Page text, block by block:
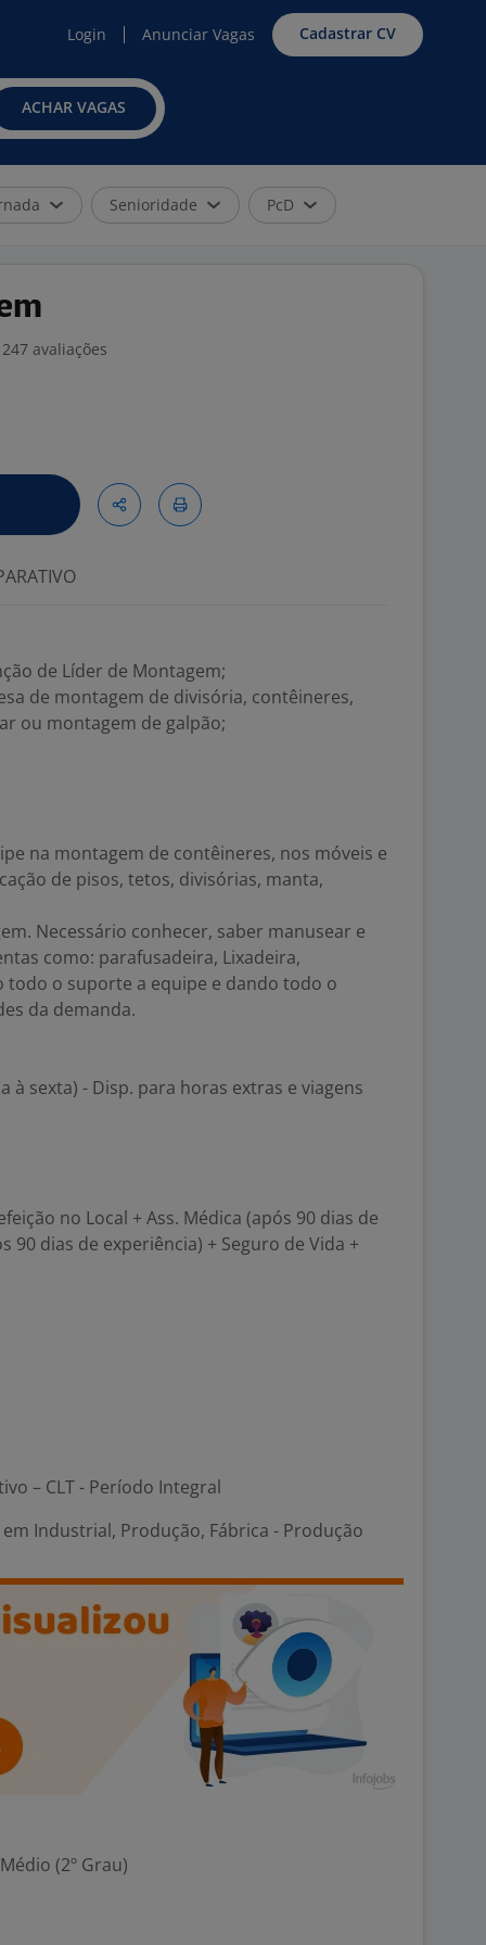
Login Anunciar Vagas Cadastrar CV
ACHAR VAGAS
Senioridade PcD
247 avaliações
de Líder de Montagem;
de montagem de divisória, contêineres,
ou montagem de galpão;
na montagem de contêineres, nos móveis e
de pisos, tetos, divisórias, manta,
Necessário conhecer, saber manusear e
como: parafusadeira, Lixadeira,
todo o suporte a equipe e dando todo o
da demanda.
à sexta) - Disp. para horas extras e viagens
no Local + Ass. Médica (após 90 dias de
90 dias de experiência) + Seguro de Vida +
– CLT - Período Integral
Industrial, Produção, Fábrica - Produção
(2º Grau)